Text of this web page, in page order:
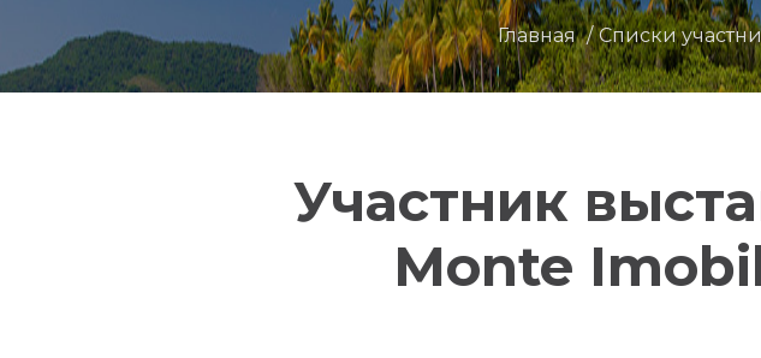
Главная Списки
Участник
Monte